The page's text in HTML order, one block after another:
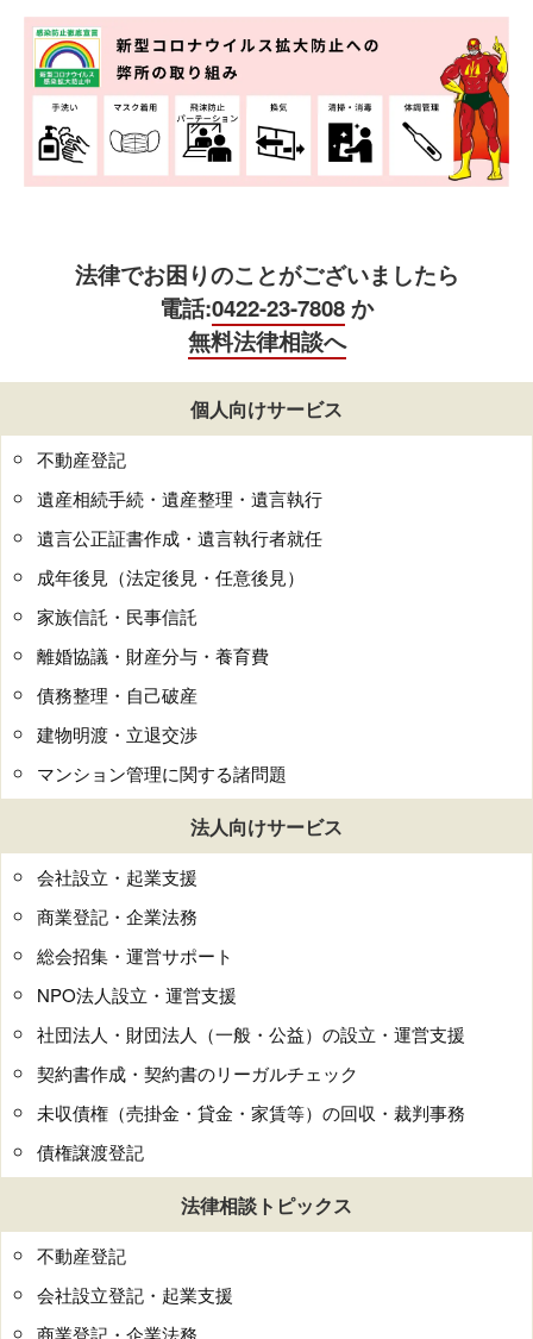
法律でお困りのことがございましたら
電話:0422-23-7808か
無料法律相談へ
個人向けサービス
不動産登記
遺産相続手続・遺産整理・遺言執行
遺言公正証書作成・遺言執行者就任
成年後見（法定後見・任意後見）
家族信託・民事信託
離婚協議・財産分与・養育費
債務整理・自己破産
建物明渡・立退交渉
マンション管理に関する諸問題
法人向けサービス
会社設立・起業支援
商業登記・企業法務
総会招集・運営サポート
NPO法人設立・運営支援
社団法人・財団法人（一般・公益）の設立・運営支援
契約書作成・契約書のリーガルチェック
未収債権（売掛金・貸金・家賃等）の回収・裁判事務
債権譲渡登記
法律相談トピックス
不動産登記
会社設立登記・起業支援
商業登記・企業法務